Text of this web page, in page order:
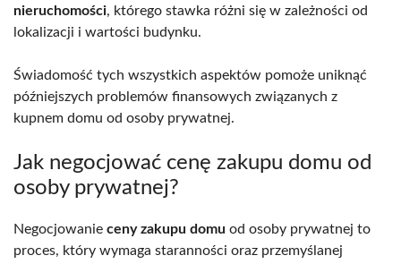
nieruchomości, którego stawka różni się w zależności od
lokalizacji i wartości budynku.
Świadomość tych wszystkich aspektów pomoże uniknąć
późniejszych problemów finansowych związanych z
kupnem domu od osoby prywatnej.
Jak negocjować cenę zakupu domu od
osoby prywatnej?
Negocjowanie ceny zakupu domu od osoby prywatnej to
proces, który wymaga staranności oraz przemyślanej